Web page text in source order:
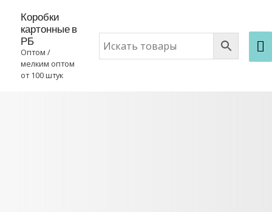
Коробки
картонные в
РБ
Оптом /
мелким оптом
от 100 штук